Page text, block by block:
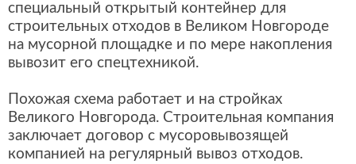
специальный открытый контейнер для
строительных отходов в Великом Новгороде
на мусорной площадке и по мере накопления
вывозит его спецтехникой.
Похожая схема работает и на стройках
Великого Новгорода. Строительная компания
заключает договор с мусоровывозящей
компанией на регулярный вывоз отходов.